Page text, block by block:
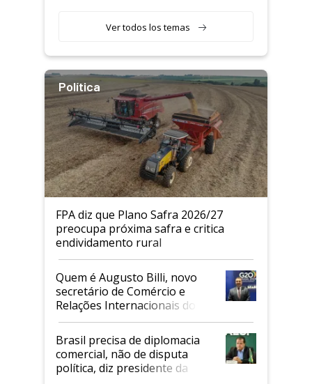
Ver todos los temas
Política
FPA diz que Plano Safra 2026/27
preocupa próxima safra e critica
endividamento rural
Quem é Augusto Billi, novo
secretário de Comércio e
Relações Internacionais do
Mapa
Brasil precisa de diplomacia
comercial, não de disputa
política, diz presidente da